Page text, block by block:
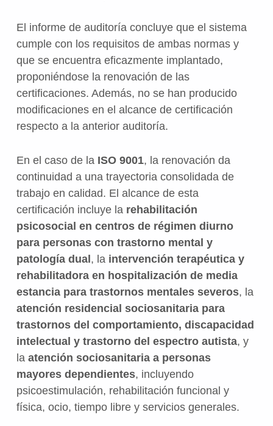
El informe de auditoría concluye que el sistema
cumple con los requisitos de ambas normas y
que se encuentra eficazmente implantado,
proponiéndose la renovación de las
certificaciones. Además, no se han producido
modificaciones en el alcance de certificación
respecto a la anterior auditoría.
En el caso de la ISO 9001, la renovación da
continuidad a una trayectoria consolidada de
trabajo en calidad. El alcance de esta
certificación incluye la rehabilitación
psicosocial en centros de régimen diurno
para personas con trastorno mental y
patología dual , la intervención terapéutica y
rehabilitadora en hospitalización de media
estancia para trastornos mentales severos, la
atención residencial sociosanitaria para
trastornos del comportamiento, discapacidad
intelectual y trastorno del espectro autista, y
la atención sociosanitaria a personas
mayores dependientes, incluyendo
psicoestimulación, rehabilitación funcional y
física, ocio, tiempo libre y servicios generales.